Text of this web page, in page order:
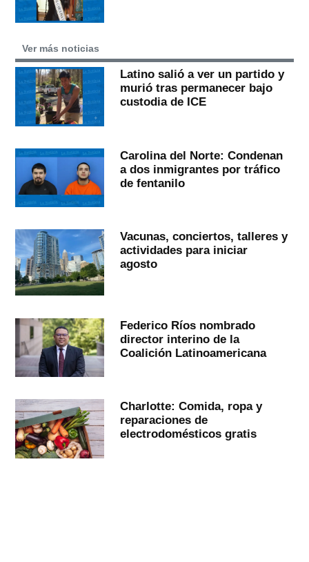
Ver más noticias
Latino salió a ver un partido y
murió tras permanecer bajo
custodia de ICE
Carolina del Norte: Condenan
a dos inmigrantes por tráfico
de fentanilo
Vacunas, conciertos, talleres y
actividades para iniciar
agosto
Federico Ríos nombrado
director interino de la
Coalición Latinoamericana
Charlotte: Comida, ropa y
reparaciones de
electrodomésticos gratis